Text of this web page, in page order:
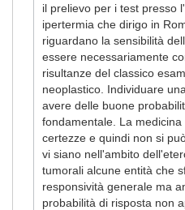
il prelievo per i test presso
ipertermia che dirigo in
riguardano la sensibilità
essere necessariamente
risultanze del classico
neoplastico. Individuare
avere delle buone
fondamentale. La
certezze e quindi non si
vi siano nell'ambito
tumorali alcune entità che
responsività generale ma
probabilità di risposta non